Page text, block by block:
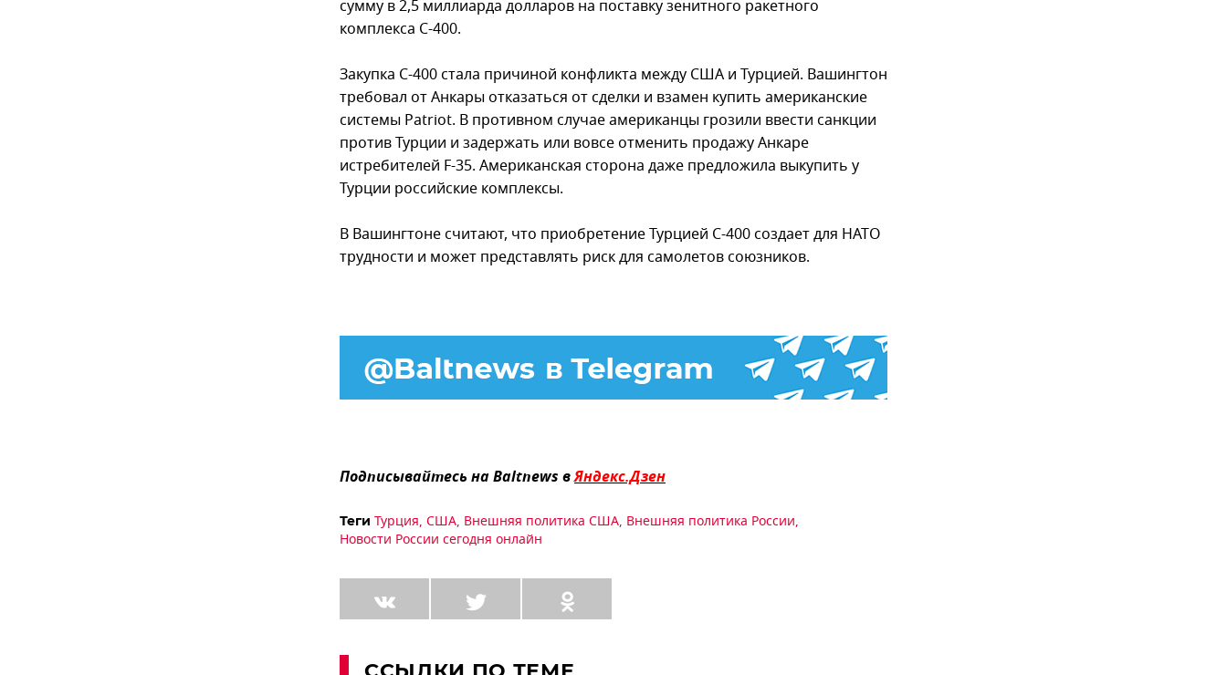
сумму в 2,5 миллиарда долларов на поставку зенитного ракетного
комплекса С-400.
Закупка С-400 стала причиной конфликта между США и Турцией. Вашингтон
требовал от Анкары отказаться от сделки и взамен купить американские
системы Patriot. В противном случае американцы грозили ввести санкции
против Турции и задержать или вовсе отменить продажу Анкаре
истребителей F-35. Американская сторона даже предложила выкупить у
Турции российские комплексы.
В Вашингтоне считают, что приобретение Турцией C-400 создает для НАТО
трудности и может представлять риск для самолетов союзников.
Подписывайтесь на Baltnews вЯндекс.Дзен
Теги Турция, США, Внешняя политика США, Внешняя политика России,
Новости России сегодня онлайн